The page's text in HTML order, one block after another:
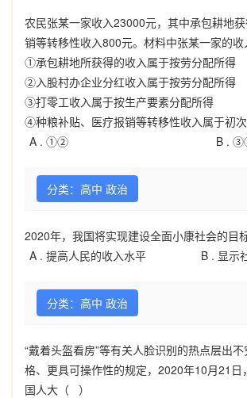
农民张某一家收入23000元，其中承包耕地
销等转移性收入800元。材料中张某一家的
①承包耕地所获得的收入属于按劳分配所得
②入股村办企业分红收入属于按劳分配所得
③打零工收入属于按生产要素分配所得
④种粮补贴、医疗报销等转移性收入属于初
A . ①② B .
分类：高中 政治
2020年，我国将实现建设全面小康社会的
A . 提高人民的收入水平 B . 显示
分类：高中 政治
“戴着头盔看房”等有关人脸识别的热点层出
格、更具可操作性的规定，2020年10月21
国人大（ ）